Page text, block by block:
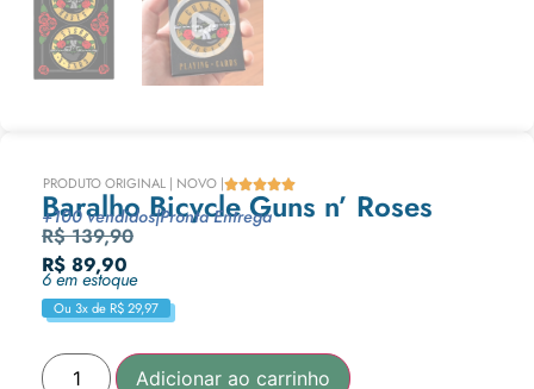
PRODUTO ORIGINAL | NOVO |
Baralho Bicycle Guns n’ Roses
+100 vendidos|Pronta Entrega
R$139,90
R$ 89,90
6 em estoque
Ou 3x de R$29,97
Adicionar ao carrinho